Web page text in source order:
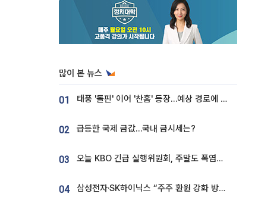
많이 본 뉴스
01 태풍 '돌핀' 이어 '찬홈' 등장…예상 경로에 한국 '한숨'
02 급등한 국제 금값…국내 금시세는?
03 오늘 KBO 긴급 실행위원회, 주말도 폭염취소 될까
04 삼성전자·SK하이닉스 “주주 환원 강화 방안 마련”